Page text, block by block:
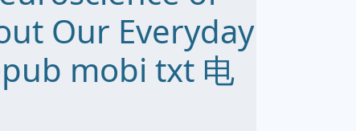
Our Everyday
mobi txt 电